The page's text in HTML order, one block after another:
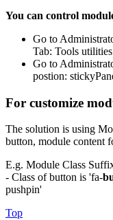
You can control
Go to
Tab: Tools
Go to
postion:
For customize
The solution is using
button, module content
E.g. Module Class
- Class of button is 'fa-
pushpin'
Top